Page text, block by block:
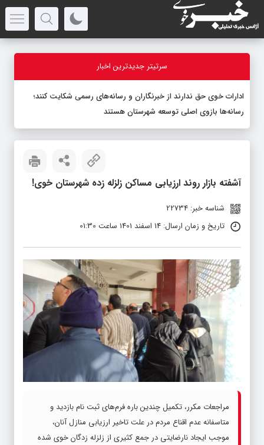
سرتیتر جدیدترین اخبار
ادارات خوی حق ندارند از خبرنگاران و رسانه‌های رسمی شکایت کنند؛
رسانه‌ها بازوی اصلی توسعه شهرستان هستند
آشفته بازار روند ارزیابی مساکن زلزله زده شهرستان خوی!
شناسه خبر: 22734
تاریخ و زمان ارسال: 14 اسفند 1401 ساعت 01:30
مراجعات مکرر، تکمیل چندین باره فرم‌های ثبت نام بازدید و
متاسفانه عدم اقناع مردم در علت تاخیر ارزیابی منازل آنان،
موجب ایجاد نارضایتی در جمع کثیری از زلزله زدگان خوی شده